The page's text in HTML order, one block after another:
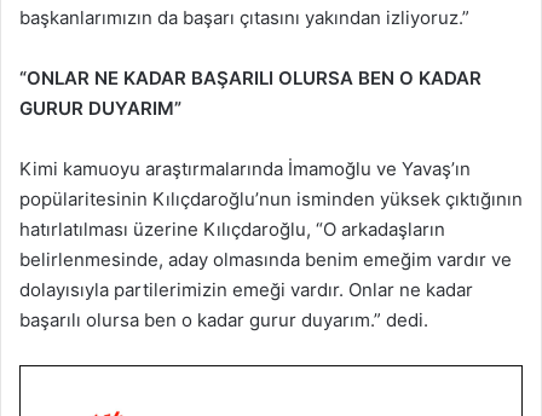
başkanlarımızın da başarı çıtasını yakından izliyoruz.”
“ONLAR NE KADAR BAŞARILI OLURSA BEN O KADAR
GURUR DUYARIM”
Kimi kamuoyu araştırmalarında İmamoğlu ve Yavaş’ın
popülaritesinin Kılıçdaroğlu’nun isminden yüksek çıktığının
hatırlatılması üzerine Kılıçdaroğlu, “O arkadaşların
belirlenmesinde, aday olmasında benim emeğim vardır ve
dolayısıyla partilerimizin emeği vardır. Onlar ne kadar
başarılı olursa ben o kadar gurur duyarım.” dedi.